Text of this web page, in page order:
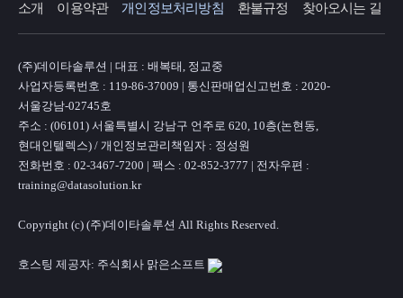
소개 이용약관 개인정보처리방침 환불규정 찾아오시는 길
(주)데이타솔루션 | 대표 : 배복태, 정교중
사업자등록번호 : 119-86-37009 | 통신판매업신고번호 : 2020-
서울강남-02745호
주소 : (06101) 서울특별시 강남구 언주로 620, 10층(논현동,
현대인텔렉스) / 개인정보관리책임자 : 정성원
전화번호 : 02-3467-7200 | 팩스 : 02-852-3777 | 전자우편 :
training@datasolution.kr
Copyright (c) (주)데이타솔루션 All Rights Reserved.
호스팅 제공자: 주식회사 맑은소프트